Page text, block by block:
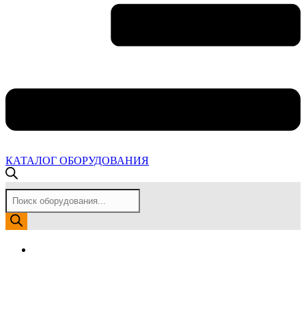
КАТАЛОГ ОБОРУДОВАНИЯ
Поиск
товаров